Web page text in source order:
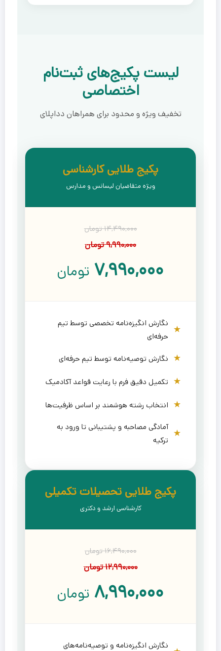
لیست پکیج‌های ثبت‌نام
اختصاصی
تخفیف ویژه و محدود برای همراهان دداپلای
پکیج طلایی کارشناسی
ویژه متقاضیان لیسانس و مدارس
۱۴,۴۹۰,۰۰۰ تومان
۹,۹۹۰,۰۰۰ تومان
۷,۹۹۰,۰۰۰ تومان
نگارش انگیزه‌نامه تخصصی توسط تیم
حرفه‌ای
نگارش توصیه‌نامه توسط تیم حرفه‌ای
تکمیل دقیق فرم با رعایت قواعد آکادمیک
انتخاب رشته هوشمند بر اساس ظرفیت‌ها
آمادگی مصاحبه و پشتیبانی تا ورود به
ترکیه
پکیج طلایی تحصیلات تکمیلی
کارشناسی ارشد و دکتری
۱۶,۴۹۰,۰۰۰ تومان
۱۲,۹۹۰,۰۰۰ تومان
۸,۹۹۰,۰۰۰ تومان
نگارش انگیزه‌نامه و توصیه‌نامه‌های